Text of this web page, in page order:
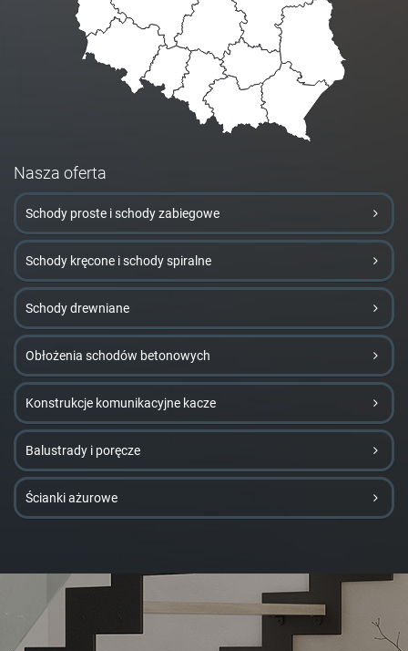
Nasza oferta
Schody proste i schody zabiegowe
Schody kręcone i schody spiralne
Schody drewniane
Obłożenia schodów betonowych
Konstrukcje komunikacyjne kacze
Balustrady i poręcze
Ścianki ażurowe